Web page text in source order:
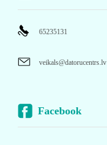
65235131
veikals@datorucentrs.lv
Facebook